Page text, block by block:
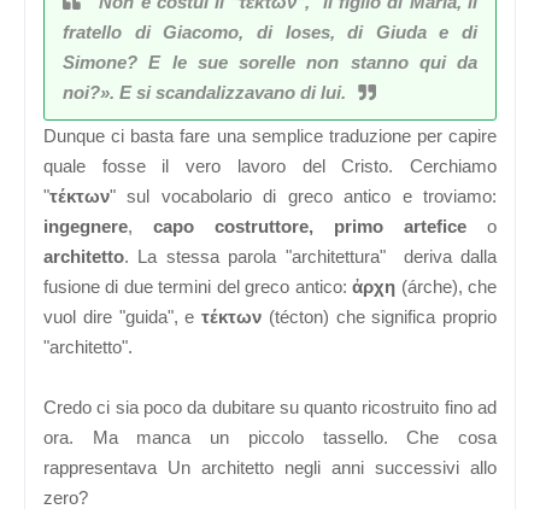
fratello di Giacomo, di Ioses, di Giuda e di
Simone? E le sue sorelle non stanno qui da
noi?». E si scandalizzavano di lui.
Dunque ci basta fare una semplice traduzione per capire
quale fosse il vero lavoro del Cristo. Cerchiamo
"τέκτων" sul vocabolario di greco antico e troviamo:
ingegnere, capo costruttore, primo artefice o
architetto. La stessa parola "architettura" deriva dalla
fusione di due termini del greco antico:ἀρχη (árche), che
vuol dire "guida", e τέκτων (técton) che significa proprio
"architetto".
Credo ci sia poco da dubitare su quanto ricostruito fino ad
ora. Ma manca un piccolo tassello. Che cosa
rappresentava Un architetto negli anni successivi allo
zero?